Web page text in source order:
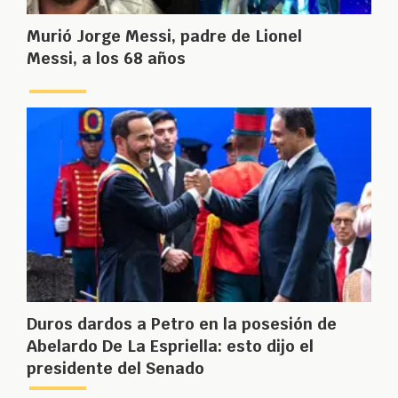
Murió Jorge Messi, padre de Lionel
Messi, a los 68 años
Duros dardos a Petro en la posesión de
Abelardo De La Espriella: esto dijo el
presidente del Senado